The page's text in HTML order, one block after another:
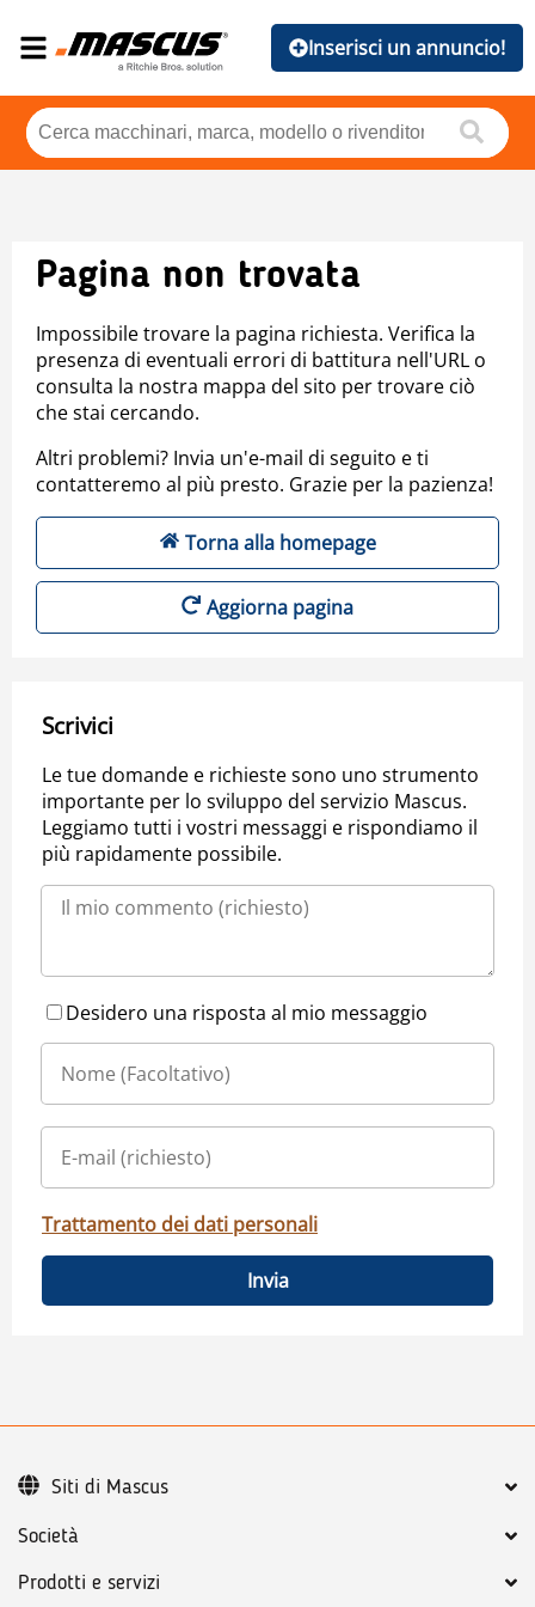
Inserisci un annuncio!
Pagina non trovata
Impossibile trovare la pagina richiesta. Verifica la
presenza di eventuali errori di battitura nell'URL o
consulta la nostra mappa del sito per trovare ciò
che stai cercando.
Altri problemi? Invia un'e-mail di seguito e ti
contatteremo al più presto. Grazie per la pazienza!
Torna alla homepage
Aggiorna pagina
Scrivici
Le tue domande e richieste sono uno strumento
importante per lo sviluppo del servizio Mascus.
Leggiamo tutti i vostri messaggi e rispondiamo il
più rapidamente possibile.
Desidero una risposta al mio messaggio
Trattamento dei dati personali
Invia
Società
Prodotti e servizi
Siti di Mascus